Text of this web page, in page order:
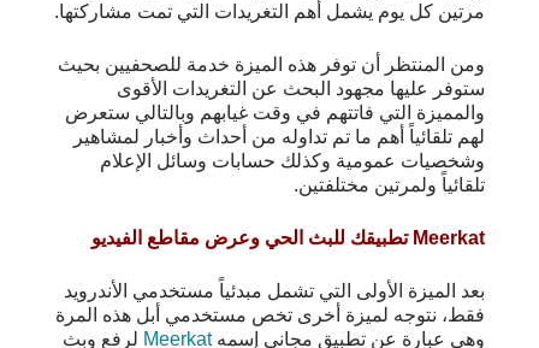
مرتين كل يوم يشمل أهم التغريدات التي تمت مشاركتها.
ومن المنتظر أن توفر هذه الميزة خدمة للصحفيين بحيث
ستوفر عليها مجهود البحث عن التغريدات الأقوى
والمميزة التي فاتتهم في وقت غيابهم وبالتالي ستعرض
لهم تلقائياً أهم ما تم تداوله من أحداث وأخبار لمشاهير
وشخصيات عمومية وكذلك حسابات وسائل الإعلام
تلقائياً ولمرتين مختلفتين.
Meerkat تطبيقك للبث الحي وعرض مقاطع الفيديو
بعد الميزة الأولى التي تشمل مبدئياً مستخدمي الأندرويد
فقط، نتوجه لميزة أخرى تخص مستخدمي أبل هذه المرة
وهي عبارة عن تطبيق مجاني إسمه Meerkat
لرفع وبث